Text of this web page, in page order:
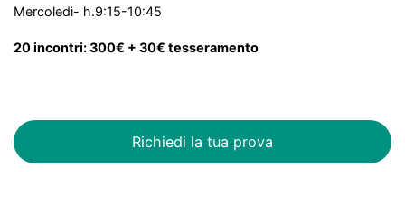
Mercoledì- h.9:15-10:45
20 incontri: 300€ + 30€ tesseramento
Richiedi la tua prova